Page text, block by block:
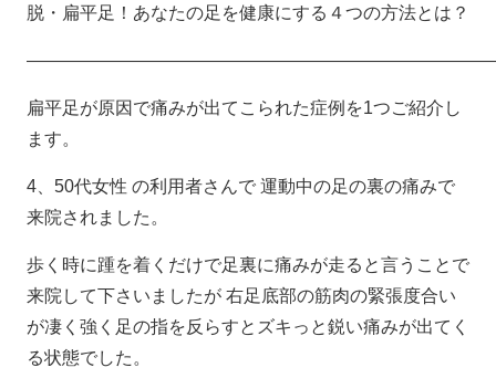
脱・扁平足！あなたの足を健康にする４つの方法とは？
扁平足が原因で痛みが出てこられた症例を1つご紹介し
ます。
4、50代女性 の利用者さんで 運動中の足の裏の痛みで
来院されました。
歩く時に踵を着くだけで足裏に痛みが走ると言うことで
来院して下さいましたが 右足底部の筋肉の緊張度合い
が凄く強く足の指を反らすとズキっと鋭い痛みが出てく
る状態でした。